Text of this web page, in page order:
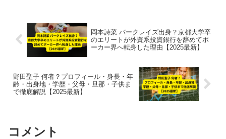
岡本詩菜 バークレイズ出身？京都大学卒
のエリートが外資系投資銀行を辞めてポ
ーカー界へ転身した理由【2025最新】
野田聖子 何者？プロフィール・身長・年
齢・出身地・学歴・父母・旦那・子供ま
で徹底解説【2025最新】
コメント